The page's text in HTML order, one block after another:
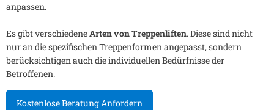
anpassen.
Es gibt verschiedeneArten von Treppenliften. Diese sind nicht
nur an die spezifischen Treppenformen angepasst, sondern
berücksichtigen auch die individuellen Bedürfnisse der
Betroffenen.
Kostenlose Beratung Anfordern